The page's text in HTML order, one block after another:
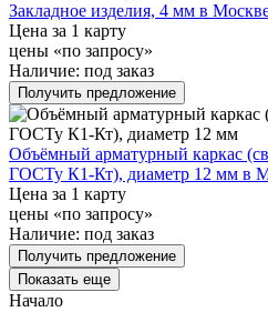
Закладное изделия, 4 мм в
Цена за 1 карту
цены «по запросу»
Наличие: под заказ
Получить предложение
Объёмный арматурный каркас
ГОСТу К1-Кт), диаметр 12 мм в
Цена за 1 карту
цены «по запросу»
Наличие: под заказ
Получить предложение
Показать еще
Начало